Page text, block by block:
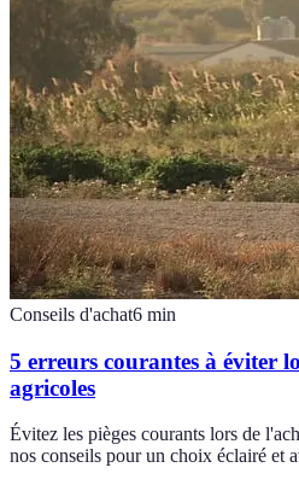
Conseils d'achat6 min
5 erreurs courantes à éviter
agricoles
Évitez les pièges courants lors de
nos conseils pour un choix éclairé et